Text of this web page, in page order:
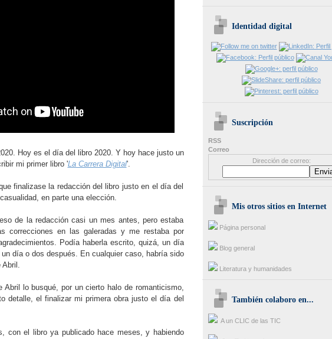
Hoy es el día del libro 2020. Y hoy hace justo un
mi primer libro 'La Carrera Digital'.
finalizase la redacción del libro justo en el día del
en parte una elección.
de la redacción casi un mes antes, pero estaba
correcciones en las galeradas y me restaba por
Podía haberla escrito, quizá, un día
día o dos después. En cualquier caso, habría sido
Abril lo busqué, por un cierto halo de romanticismo,
detalle, el finalizar mi primera obra justo el día del
con el libro ya publicado hace meses, y habiendo
Identidad digital
Suscripción
RSS
Correo
Dirección de correo:
Mis otros sitios en Internet
Página personal
Blog general
Literatura y humanidades
También colaboro en...
A un CLIC de las TIC